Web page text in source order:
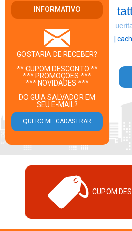
INFORMATIVO
GOSTARIA DE RECEBER?
** CUPOM DESCONTO **
*** PROMOÇÕES ***
*** NOVIDADES ***
DO GUIA SALVADOR EM
SEU E-MAIL?
CUPOM